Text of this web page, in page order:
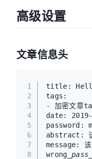
高级设置
文章信息头
1
2
3
4
5
6
7
8
title:
tags:
-
加密文章
date:
password:
abstract: 该
message: 该
wrong _pass_